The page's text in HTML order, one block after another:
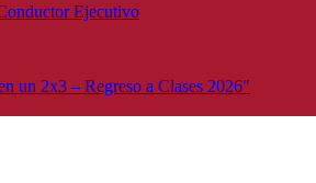
Ejecutivo
un 2x3 – Regreso a Clases 2026"